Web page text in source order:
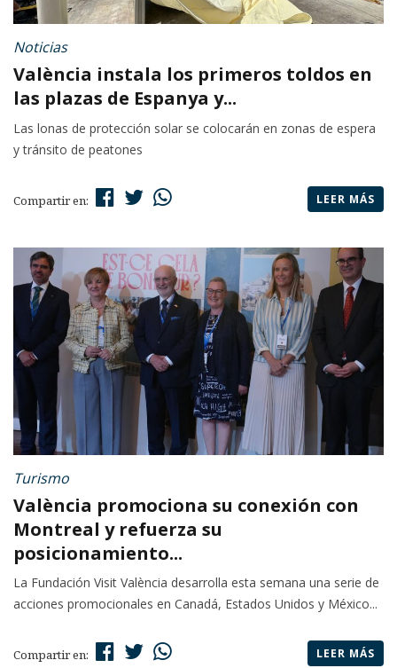
Noticias
València instala los primeros toldos en
las plazas de Espanya y...
Las lonas de protección solar se colocarán en zonas de espera
y tránsito de peatones
Compartir en: LEER MÁS
Turismo
València promociona su conexión con
Montreal y refuerza su
posicionamiento...
La Fundación Visit València desarrolla esta semana una serie de
acciones promocionales en Canadá, Estados Unidos y México...
Compartir en: LEER MÁS